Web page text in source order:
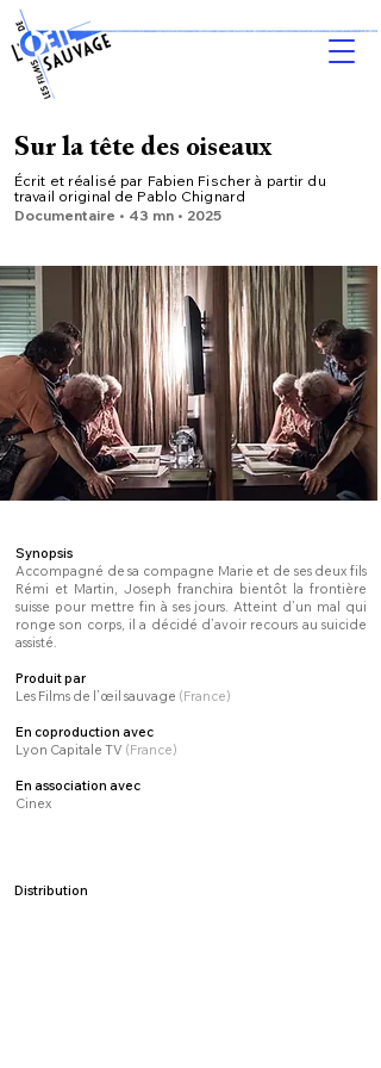
Sur la tête des oiseaux
Écrit et réalisé par Fabien Fischer à partir du
travail original de Pablo Chignard
Documentaire • 43 mn • 2025
Synopsis
Accompagné de sa compagne Marie et de ses deux fils
Rémi et Martin, Joseph franchira bientôt la frontière
suisse pour mettre fin à ses jours. Atteint d’un mal qui
ronge son corps, il a décidé d’avoir recours au suicide
assisté.
Produit par
Les Films de l’œil sauvage (France)
En coproduction avec
Lyon Capitale TV (France)
En association avec
Cinex
Distribution